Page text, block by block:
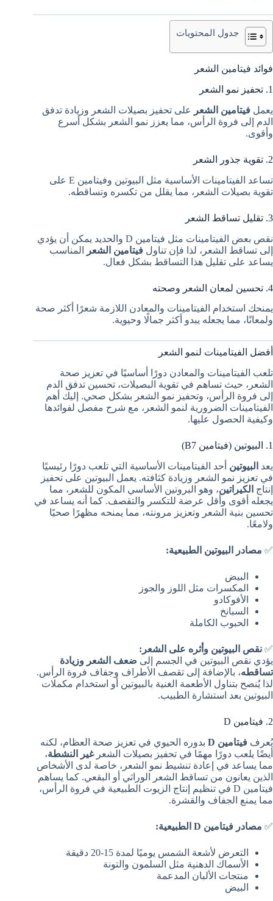
جدول المحتويات
فوائد فيتامين الشعر
1. تحفيز نمو الشعر
يعمل فيتامين الشعر
على تحفيز بصيلات الشعر وزيادة تدفق
الدم إلى فروة الرأس، مما يعزز نمو الشعر بشكل أسرع
وأقوى.
2. تقوية جذور الشعر
تساعد الفيتامينات الأساسية مثل البيوتين وفيتامين E على
تقوية بصيلات الشعر، مما يقلل من تكسره وتساقطه.
3. تقليل تساقط الشعر
نقص بعض الفيتامينات مثل فيتامين D والحديد يمكن أن يؤدي
إلى تساقط الشعر، لذا فإن تناول فيتامين الشعر
المناسب
يساعد على تقليل هذا التساقط بشكل فعال.
4. تحسين لمعان الشعر وصحته
يمنحك استخدام الفيتامينات والمعادن اللازمة شعرًا أكثر صحة
ولمعانًا، مما يجعله يبدو أكثر جمالًا وحيوية.
أفضل الفيتامينات لنمو الشعر
تلعب الفيتامينات والمعادن دورًا أساسيًا في تعزيز صحة
الشعر، حيث تساهم في تقوية البصيلات، تحسين تدفق الدم
إلى فروة الرأس، وتحفيز نمو الشعر بشكل صحي. إليك أهم
الفيتامينات الضرورية لنمو الشعر، مع شرح مفصل لفوائدها
وكيفية الحصول عليها.
1. البيوتين (فيتامين B7)
يعد البيوتين أحد الفيتامينات الأساسية التي تلعب دورًا رئيسيًا
في تعزيز نمو الشعر وزيادة كثافته. يعمل البيوتين على تحفيز
إنتاج الكيراتين، وهو البروتين الأساسي المكون للشعر، مما
يجعله أقوى وأقل عرضة للتكسر والتقصف. كما أنه يساعد في
تحسين بنية الشعر وتعزيز مرونته، مما يمنحه مظهرًا صحيًا
ولامعًا.
✅ مصادر البيوتين الطبيعية:
البيض
المكسرات مثل اللوز والجوز
الأفوكادو
السبانخ
الحبوب الكاملة
✅ نقص البيوتين وأثره على الشعر:
يؤدي نقص البيوتين في الجسم إلى ضعف الشعر وزيادة
تساقطه، بالإضافة إلى تقصف الأطراف وجفاف فروة الرأس.
لذا يُنصح بتناول الأطعمة الغنية بالبيوتين أو استخدام مكملات
البيوتين بعد استشارة الطبيب.
2. فيتامين D
يُعرف فيتامين D
بدوره الحيوي في تعزيز صحة العظام، لكنه
أيضًا يلعب دورًا مهمًا في تحفيز بصيلات الشعرغير النشطة،
مما يساعد في إعادة تنشيط نمو الشعر، خاصة لدى الأشخاص
الذين يعانون من تساقط الشعر الوراثي أو البقعي. كما يساهم
فيتامين D في تنظيم إنتاج الزيوت الطبيعية في فروة الرأس،
مما يمنع الجفاف والقشرة.
✅ مصادر فيتامين D الطبيعية:
التعرض لأشعة الشمس يوميًا لمدة 15-20 دقيقة
الأسماك الدهنية مثل السلمون والتونة
منتجات الألبان المدعمة
البيض